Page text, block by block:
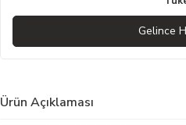
Gelince
Ürün Açıklaması